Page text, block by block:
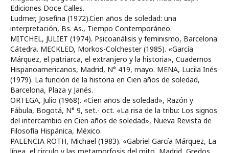
Ediciones Doce Calles.
Ludmer, Josefina (1972).Cien años de soledad: una
interpretación, Bs. As., Tiempo Contemporáneo.
MITCHEL, JULIET (1974). Psicoanálisis y feminismo, Barcelona:
Cátedra. MECKLED, Morkos-Colchester (1985). «García
Márquez, el patriarca, el extranjero y la historia», Cuadernos
Hispanoamericanos, Madrid, N° 419, mayo. MENA, Lucila Inés
(1979). La función de la historia en Cien años de soledad,
Barcelona, Plaza y Janés.
ORTEGA, Julio (1968). «Cien años de soledad», Razón y
Fábula, Bogotá, N° 9, set.- oct. «La risa de la tribu: Los signos
del intercambio en Cien años de soledad», Nueva Revista de
Filosofía Hispánica, México.
PALENCIA ROTH, Michael (1983). «Gabriel García Márquez, La